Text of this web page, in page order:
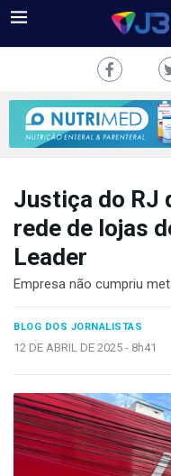
COLUNAS
FALE
CONOSCO
Copyright
2024
Desenvolvido
por
Hesea
Justiça do RJ
rede de lojas
Leader
Empresa não cumpriu
BLOG DOS JORNALISTAS
12 DE ABRIL DE 2025 - 8h41